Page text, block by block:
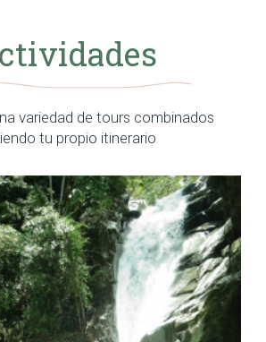
variedad de tours combinados
tu propio itinerario